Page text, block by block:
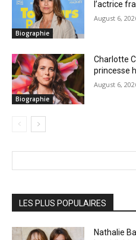
Biographie
l’actrice
August 6,
Biographie
Charlotte
princesse
August 6,
LES PLUS POPULAIRES
Nathalie